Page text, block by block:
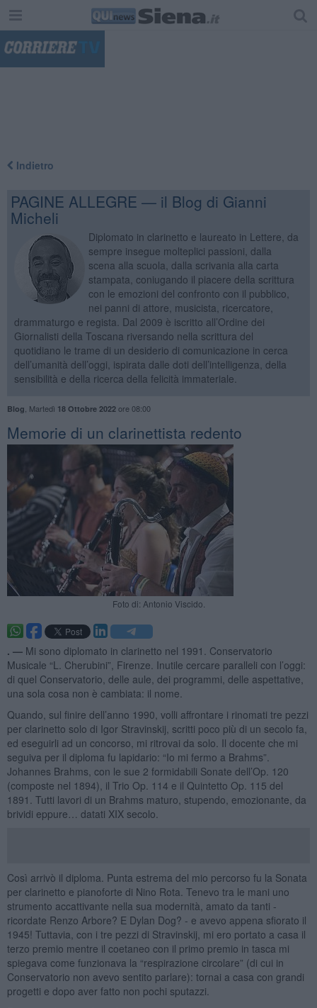
Indietro
PAGINE ALLEGRE — il Blog di Gianni
Micheli
Diplomato in clarinetto e laureato in Lettere, da
sempre insegue molteplici passioni, dalla
scena alla scuola, dalla scrivania alla carta
stampata, coniugando il piacere della scrittura
con le emozioni del confronto con il pubblico,
nei panni di attore, musicista, ricercatore,
drammaturgo e regista. Dal 2009 è iscritto all’Ordine dei
Giornalisti della Toscana riversando nella scrittura del
quotidiano le trame di un desiderio di comunicazione in cerca
dell’umanità dell’oggi, ispirata dalle doti dell’intelligenza, della
sensibilità e della ricerca della felicità immateriale.
Blog Martedì 18 Ottobre 2022ore 08:00
Memorie di un clarinettista redento
Foto di: Antonio Viscido.
. — Mi sono diplomato in clarinetto nel 1991. Conservatorio
Musicale “L. Cherubini”, Firenze. Inutile cercare paralleli con l’oggi:
di quel Conservatorio, delle aule, dei programmi, delle aspettative,
una sola cosa non è cambiata: il nome.
Quando, sul finire dell’anno 1990, volli affrontare i rinomati tre pezzi
per clarinetto solo di Igor Stravinskij, scritti poco più di un secolo fa,
ed eseguirli ad un concorso, mi ritrovai da solo. Il docente che mi
seguiva per il diploma fu lapidario: “Io mi fermo a Brahms”.
Johannes Brahms, con le sue 2 formidabili Sonate dell’Op. 120
(composte nel 1894), il Trio Op. 114 e il Quintetto Op. 115 del
1891. Tutti lavori di un Brahms maturo, stupendo, emozionante, da
brividi eppure… datati XIX secolo.
Così arrivò il diploma. Punta estrema del mio percorso fu la Sonata
per clarinetto e pianoforte di Nino Rota. Tenevo tra le mani uno
strumento accattivante nella sua modernità, amato da tanti -
ricordate Renzo Arbore? E Dylan Dog? - e avevo appena sfiorato il
1945! Tuttavia, con i tre pezzi di Stravinskij, mi ero portato a casa il
terzo premio mentre il coetaneo con il primo premio in tasca mi
spiegava come funzionava la “respirazione circolare” (di cui in
Conservatorio non avevo sentito parlare): tornai a casa con grandi
progetti e dopo aver fatto non pochi sputazzi.